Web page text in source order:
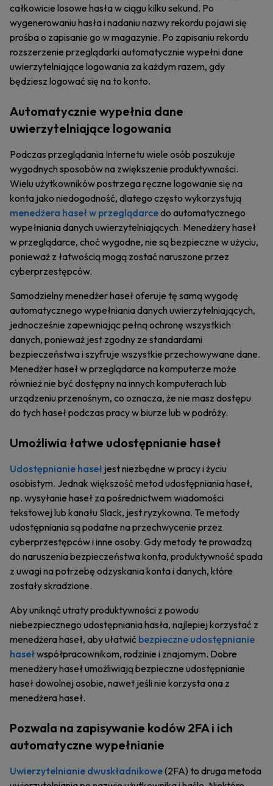
całkowicie losowe hasła w ciągu kilku sekund. Po
wygenerowaniu hasła i nadaniu nazwy rekordu pojawi się
prośba o zapisanie go w magazynie. Po zapisaniu rekordu
rozszerzenie przeglądarki automatycznie wypełni dane
uwierzytelniające logowania za każdym razem, gdy
będziesz logować się na to konto.
Automatycznie wypełnia dane
uwierzytelniające logowania
Podczas przeglądania Internetu wiele osób poszukuje
wygodnych sposobów na zwiększenie produktywności.
Wielu użytkowników postrzega ręczne logowanie się na
konta jako niedogodność, dlatego często wykorzystują
menedżera haseł w przeglądarcedo automatycznego
wypełniania danych uwierzytelniających. Menedżery haseł
w przeglądarce, choć wygodne, nie są bezpieczne w użyciu,
ponieważ z łatwością mogą zostać naruszone przez
cyberprzestępców.
Samodzielny menedżer haseł oferuje tę samą wygodę
automatycznego wypełniania danych uwierzytelniających,
jednocześnie zapewniając pełną ochronę wszystkich
danych, ponieważ jest zgodny ze standardami
bezpieczeństwa i szyfruje wszystkie przechowywane dane.
Menedżer haseł w przeglądarce na komputerze może
również nie być dostępny na innych komputerach lub
urządzeniu przenośnym, co oznacza, że nie masz dostępu
do tych haseł podczas pracy w biurze lub w podróży.
Umożliwia łatwe udostępnianie haseł
Udostępnianie haseł jest niezbędne w pracy i życiu
osobistym. Jednak większość metod udostępniania haseł,
np. wysyłanie haseł za pośrednictwem wiadomości
tekstowej lub kanału Slack, jest ryzykowna. Te metody
udostępniania są podatne na przechwycenie przez
cyberprzestępców i inne osoby. Gdy metody te prowadzą
do naruszenia bezpieczeństwa konta, produktywność spada
z uwagi na potrzebę odzyskania konta i danych, które
zostały skradzione.
Aby uniknąć utraty produktywności z powodu
niebezpiecznego udostępniania hasła, najlepiej korzystać z
menedżera haseł, aby ułatwić bezpieczne udostępnianie
hasełwspółpracownikom, rodzinie i znajomym. Dobre
menedżery haseł umożliwiają bezpieczne udostępnianie
haseł dowolnej osobie, nawet jeśli nie korzysta ona z
menedżera haseł.
Pozwala na zapisywanie kodów 2FA i ich
automatyczne wypełnianie
Uwierzytelnianie dwuskładnikowe(2FA) to druga metoda